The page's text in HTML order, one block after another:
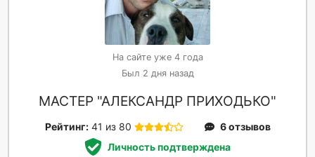
На сайте уже 4 года
Был 2 дня назад
МАСТЕР "АЛЕКСАНДР ПРИХОДЬКО"
Рейтинг: 41 из 80
6 отзывов
Личность подтверждена